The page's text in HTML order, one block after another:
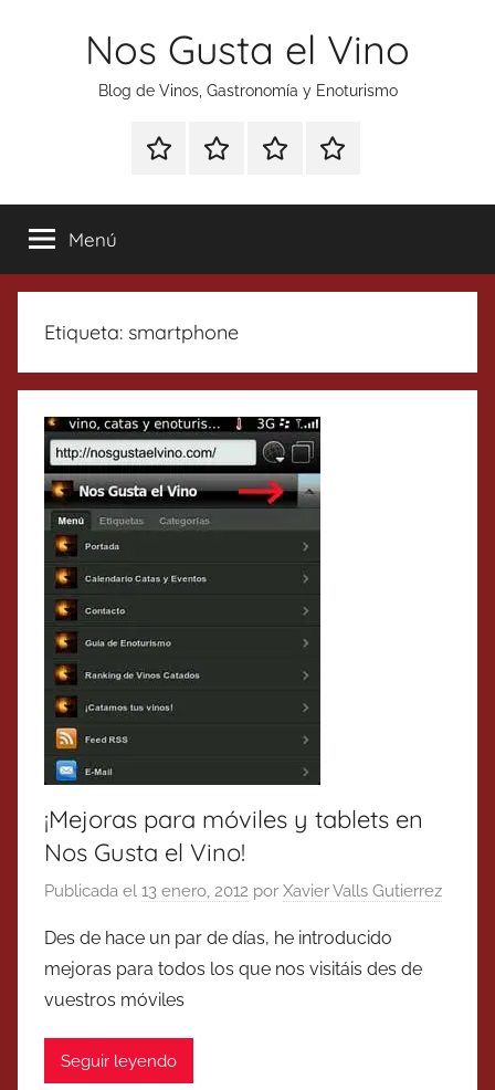
Nos Gusta el Vino
Blog de Vinos, Gastronomía y Enoturismo
Especial
Tonics
Enoturismo
Gastronomía
RankingContacto
Menú
Etiqueta: smartphone
¡Mejoras para móviles y tablets en
Nos Gusta el Vino!
Publicada el 13 enero, 2012 por Xavier Valls Gutierrez
Des de hace un par de días, he introducido
mejoras para todos los que nos visitáis des de
vuestros móviles
Seguir leyendo